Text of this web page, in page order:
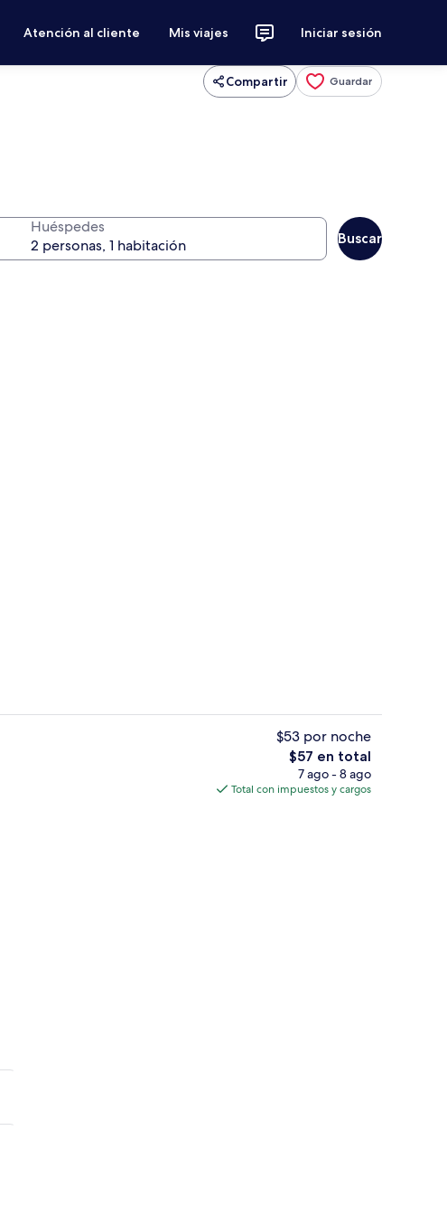
Atención al cliente Mis viajes Iniciar sesión
Compartir Guardar
Huéspedes
Buscar
$53 por noche
El
precio
total
$57 en total
7 ago - 8 ago
Total con impuestos y cargos